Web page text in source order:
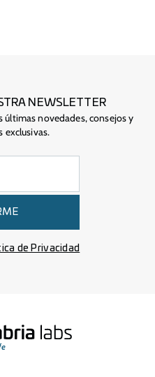
NEWSLETTER
últimas novedades, consejos y
exclusivas.
de Privacidad